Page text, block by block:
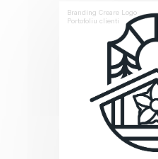
Branding Creare Logo
Portofoliu clienti